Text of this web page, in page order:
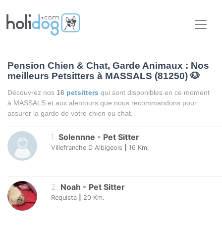
Pension Chien & Chat, Garde Animaux : Nos
meilleurs Petsitters à MASSALS (81250) 🐶
Découvrez nos 16 petsitters qui sont disponibles en ce moment
à MASSALS et aux alentours que nous recommandons pour
assurer la garde de votre chien ou chat.
1. Solennne - Pet Sitter
Villefranche D Albigeois 16 Km.
2. Noah - Pet Sitter
Requista 20 Km.